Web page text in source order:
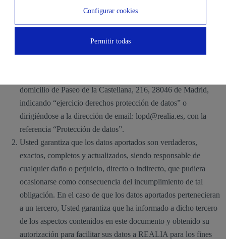
Derechos de los interesados.
domicilio de Paseo de la Castellana, 216, 28046 de Madrid,
indicando “ejercicio derechos protección de datos” o
dirigiéndose a la dirección de email: lopd@realia.es, con la
referencia “Protección de datos”.
Usted garantiza que los datos aportados son verdaderos,
exactos, completos y actualizados, siendo responsable de
cualquier daño o perjuicio, directo o indirecto, que pudiera
ocasionarse como consecuencia del incumplimiento de tal
obligación. En el caso de que los datos aportados pertenecieran
a un tercero, Usted garantiza que ha informado a dicho tercero
de los aspectos contenidos en este documento y obtenido su
autorización para facilitar sus datos a REALIA para los fines
Configurar cookies
Permitir todas